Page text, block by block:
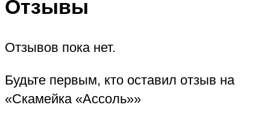
Отзывы
Отзывов пока нет.
Будьте первым, кто оставил отзыв на
«Скамейка «Ассоль»»